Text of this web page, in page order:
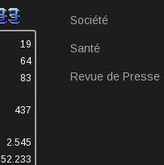
19
64
83
437
2.545
52.233
Société
Santé
Revue de Presse